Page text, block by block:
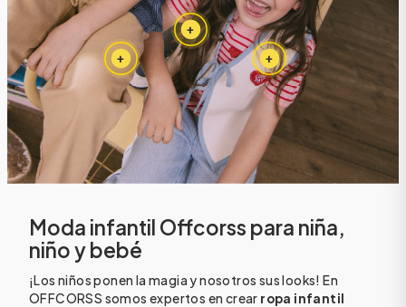
Moda infantil Offcorss para niña,
niño y bebé
¡Los niños ponen la magia y nosotros sus looks! En
OFFCORSS somos expertos en crear ropa infantil